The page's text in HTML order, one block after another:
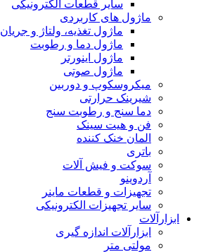
سایر قطعات الکترونیکی
ماژول های کاربردی
ماژول تغذیه، ولتاژ و جریان
ماژول دما و رطوبت
ماژول اینورتر
ماژول صوتی
میکروسکوپ و دوربین
شیرینک حرارتی
دما سنج و رطوبت سنج
فن و هیت سینک
المان خنک کننده
باتری
سوکت و فیش آلات
آردوینو
تجهیزات و قطعات ماینر
سایر تجهیزات الکترونیکی
ابزارآلات
ابزارآلات اندازه گیری
مولتی متر